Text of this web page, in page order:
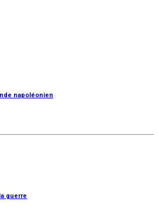
napoléonien
guerre